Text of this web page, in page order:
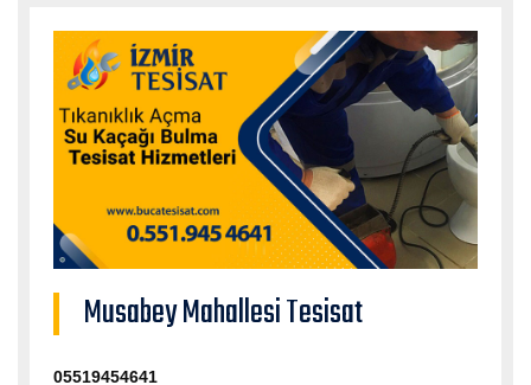
Musabey Mahallesi Tesisat
05519454641